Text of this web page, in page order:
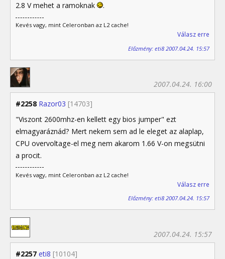
2.8 V mehet a ramoknak .
Kevés vagy, mint Celeronban az L2 cache!
Válasz erre
Előzmény: eti8 2007.04.24. 15:57
#2258 Razor03 [14703]
2007.04.24. 16:00
"Viszont 2600mhz-en kellett egy bios jumper" ezt
elmagyaráznád? Mert nekem sem ad le eleget az alaplap,
CPU overvoltage-el meg nem akarom 1.66 V-on megsütni
a procit.
Kevés vagy, mint Celeronban az L2 cache!
Válasz erre
Előzmény: eti8 2007.04.24. 15:57
#2257 eti8 [10104]
2007.04.24. 15:57